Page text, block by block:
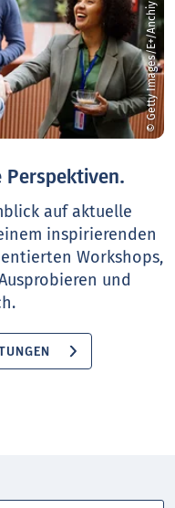
© Getty Images/E+/Anchiy
Perspektiven.
auf aktuelle
inspirierenden
Workshops,
und